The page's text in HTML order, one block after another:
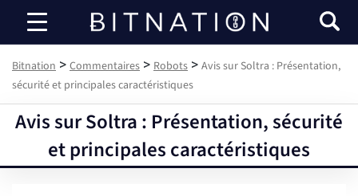
Bitnation
Bitnation > Commentaires > Robots > Avis sur Soltra : Présentation,
sécurité et principales caractéristiques
Avis sur Soltra : Présentation, sécurité
et principales caractéristiques